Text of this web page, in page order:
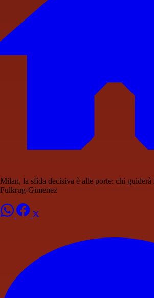
Milan, la sfida decisiva è alle porte: chi
Fulkrug-Gimenez